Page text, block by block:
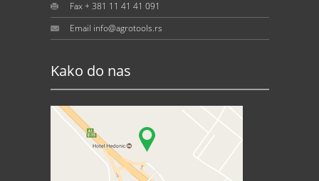
Fax + 381 11 41 41 091
Email info@agrotools.rs
Kako do nas